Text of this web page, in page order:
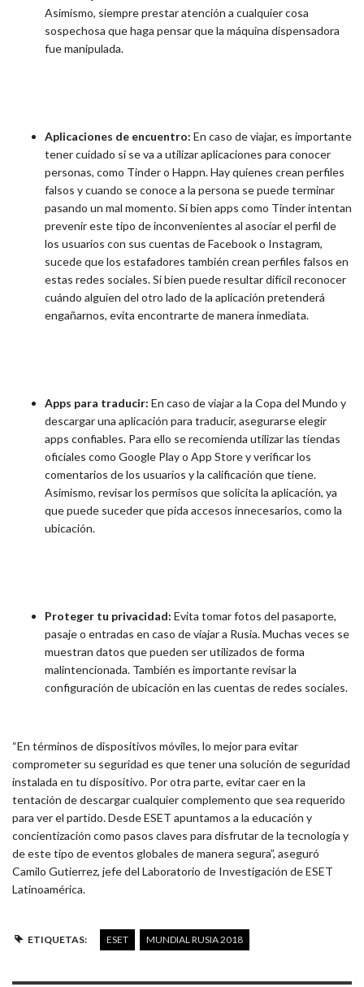
Asimismo, siempre prestar atención a cualquier cosa
sospechosa que haga pensar que la máquina dispensadora
fue manipulada.
Aplicaciones de encuentro: En caso de viajar, es importante
tener cuidado si se va a utilizar aplicaciones para conocer
personas, como Tinder o Happn. Hay quienes crean perfiles
falsos y cuando se conoce a la persona se puede terminar
pasando un mal momento. Si bien apps como Tinder intentan
prevenir este tipo de inconvenientes al asociar el perfil de
los usuarios con sus cuentas de Facebook o Instagram,
sucede que los estafadores también crean perfiles falsos en
estas redes sociales. Si bien puede resultar difícil reconocer
cuándo alguien del otro lado de la aplicación pretenderá
engañarnos, evita encontrarte de manera inmediata.
Apps para traducir: En caso de viajar a la Copa del Mundo y
descargar una aplicación para traducir, asegurarse elegir
apps confiables. Para ello se recomienda utilizar las tiendas
oficiales como Google Play o App Store y verificar los
comentarios de los usuarios y la calificación que tiene.
Asimismo, revisar los permisos que solicita la aplicación, ya
que puede suceder que pida accesos innecesarios, como la
ubicación.
Proteger tu privacidad: Evita tomar fotos del pasaporte,
pasaje o entradas en caso de viajar a Rusia. Muchas veces se
muestran datos que pueden ser utilizados de forma
malintencionada. También es importante revisar la
configuración de ubicación en las cuentas de redes sociales.
“En términos de dispositivos móviles, lo mejor para evitar
comprometer su seguridad es que tener una solución de seguridad
instalada en tu dispositivo. Por otra parte, evitar caer en la
tentación de descargar cualquier complemento que sea requerido
para ver el partido. Desde ESET apuntamos a la educación y
concientización como pasos claves para disfrutar de la tecnología y
de este tipo de eventos globales de manera segura”, aseguró
Camilo Gutierrez, jefe del Laboratorio de Investigación de ESET
Latinoamérica.
ETIQUETAS: ESET MUNDIAL RUSIA 2018